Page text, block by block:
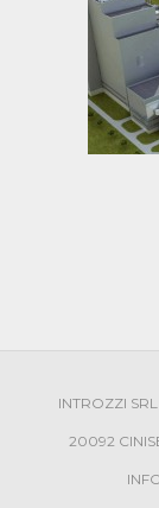
INTROZZI SRL
20092